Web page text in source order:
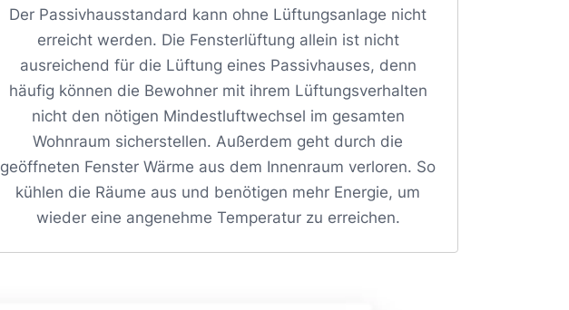
Der Passivhausstandard kann ohne Lüftungsanlage nicht
erreicht werden. Die Fensterlüftung allein ist nicht
ausreichend für die Lüftung eines Passivhauses, denn
häufig können die Bewohner mit ihrem Lüftungsverhalten
nicht den nötigen Mindestluftwechsel im gesamten
Wohnraum sicherstellen. Außerdem geht durch die
geöffneten Fenster Wärme aus dem Innenraum verloren. So
kühlen die Räume aus und benötigen mehr Energie, um
wieder eine angenehme Temperatur zu erreichen.